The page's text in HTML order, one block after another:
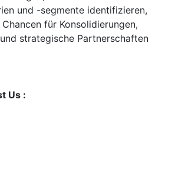
und -segmente identifizieren,
für Konsolidierungen,
strategische Partnerschaften
Us :